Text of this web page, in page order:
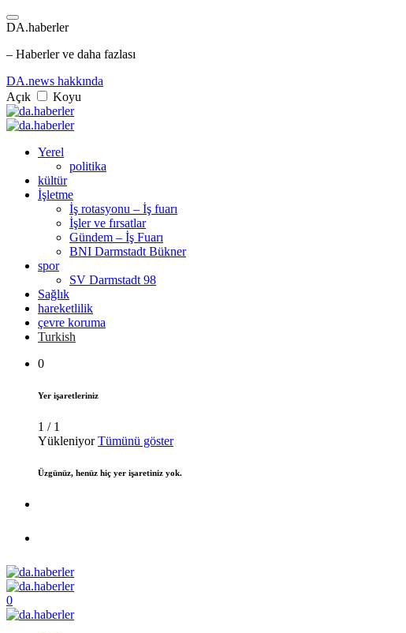
DA.haberler
– Haberler ve daha fazlası
DA.news hakkında
Açık
Koyu
Yerel
politika
kültür
İşletme
İş rotasyonu – İş fuarı
İşler ve fırsatlar
Gündem – İş Fuarı
BNI Darmstadt Bükner
spor
SV Darmstadt 98
Sağlık
hareketlilik
çevre koruma
Turkish
0
Yer işaretleriniz
1 / 1
YükleniyorTümünü göster
Üzgünüz, henüz hiç yer işaretiniz yok.
0